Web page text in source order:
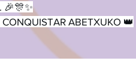
ABETXUKO 👑